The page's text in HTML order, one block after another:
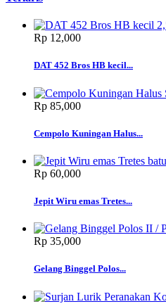
Rp‎ 12,000
DAT 452 Bros HB kecil...
Rp‎ 85,000
Cempolo Kuningan Halus...
Rp‎ 60,000
Jepit Wiru emas Tretes...
Rp‎ 35,000
Gelang Binggel Polos...